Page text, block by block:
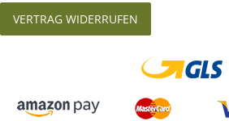
VERTRAG WIDERRUFEN